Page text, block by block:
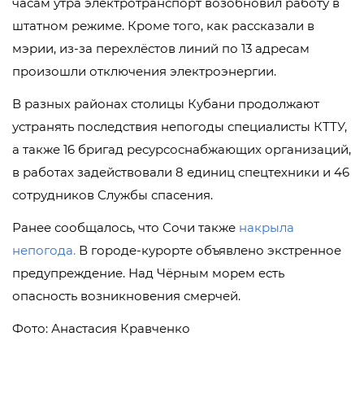
штатном режиме. Кроме того, как рассказали в
мэрии, из-за перехлёстов линий по 13 адресам
произошли отключения электроэнергии.
В разных районах столицы Кубани продолжают
устранять последствия непогоды специалисты КТТУ,
а также 16 бригад ресурсоснабжающих организаций,
в работах задействовали 8 единиц спецтехники и 46
сотрудников Службы спасения.
Ранее сообщалось, что Сочи также накрыла
непогода. В городе-курорте объявлено экстренное
предупреждение. Над Чёрным морем есть
опасность возникновения смерчей.
Фото: Анастасия Кравченко